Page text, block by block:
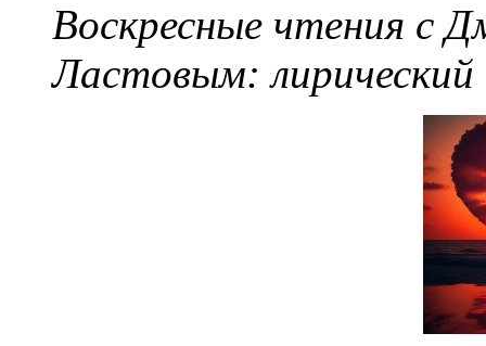
Воскресные чтения с
Ластовым: